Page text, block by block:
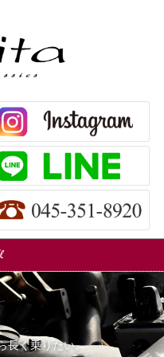
Car Sales
Parts Sales
長く乗りたい。